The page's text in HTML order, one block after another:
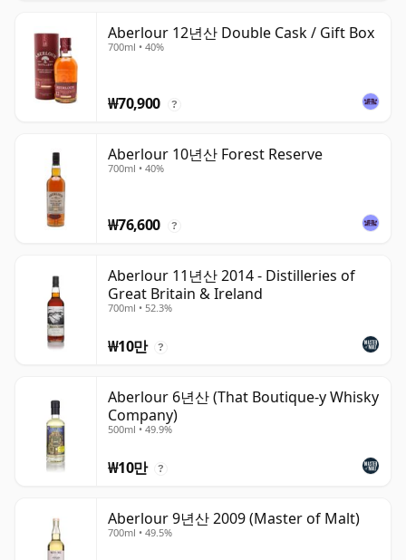
Aberlour 12년산 Double Cask / Gift Box
700ml • 40%
₩70,900 ?
Aberlour 10년산 Forest Reserve
700ml • 40%
₩76,600 ?
Aberlour 11년산 2014 - Distilleries of
Great Britain & Ireland
700ml • 52.3%
₩10만 ?
Aberlour 6년산 (That Boutique-y Whisky
Company)
500ml • 49.9%
₩10만 ?
Aberlour 9년산 2009 (Master of Malt)
700ml • 49.5%